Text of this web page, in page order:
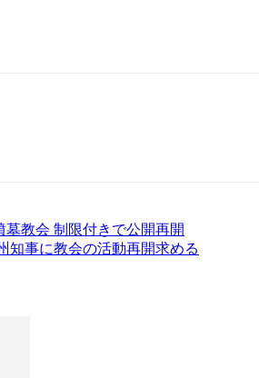
墓教会 制限付きで公開再開
知事に教会の活動再開求める